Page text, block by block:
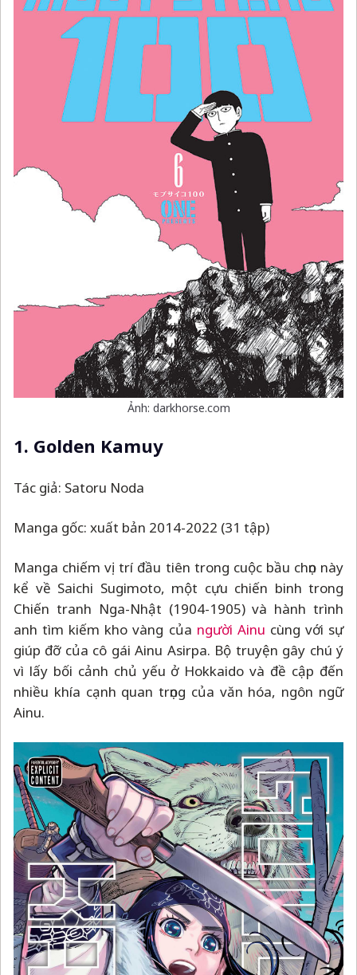
Ảnh: darkhorse.com
1. Golden Kamuy
Tác giả: Satoru Noda
Manga gốc: xuất bản 2014-2022 (31 tập)
Manga chiếm vị trí đầu tiên trong cuộc bầu chọn này
kể về Saichi Sugimoto, một cựu chiến binh trong
Chiến tranh Nga-Nhật (1904-1905) và hành trình
anh tìm kiếm kho vàng của người Ainu cùng với sự
giúp đỡ của cô gái Ainu Asirpa. Bộ truyện gây chú ý
vì lấy bối cảnh chủ yếu ở Hokkaido và đề cập đến
nhiều khía cạnh quan trọng của văn hóa, ngôn ngữ
Ainu.